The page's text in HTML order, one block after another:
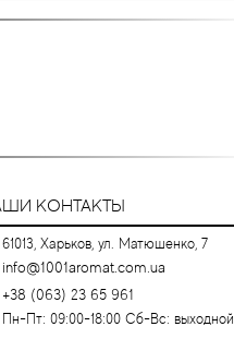
КОНТАКТЫ
61013, Харьков, ул. Матюшенко, 7
info@1001aromat.com.ua
+38 (063) 23 65 961
Пн-Пт: 09:00-18:00 Сб-Вс: выходной